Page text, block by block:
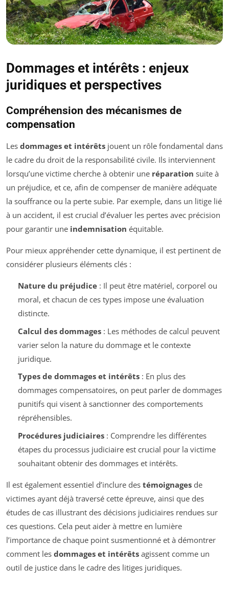
Dommages et intérêts : enjeux
juridiques et perspectives
Compréhension des mécanismes de
compensation
Les dommages et intérêts jouent un rôle fondamental dans
le cadre du droit de la responsabilité civile. Ils interviennent
lorsqu’une victime cherche à obtenir une réparation suite à
un préjudice, et ce, afin de compenser de manière adéquate
la souffrance ou la perte subie. Par exemple, dans un litige lié
à un accident, il est crucial d’évaluer les pertes avec précision
pour garantir une indemnisation équitable.
Pour mieux appréhender cette dynamique, il est pertinent de
considérer plusieurs éléments clés :
Nature du préjudice: Il peut être matériel, corporel ou
moral, et chacun de ces types impose une évaluation
distincte.
Calcul des dommages: Les méthodes de calcul peuvent
varier selon la nature du dommage et le contexte
juridique.
Types de dommages et intérêts: En plus des
dommages compensatoires, on peut parler de dommages
punitifs qui visent à sanctionner des comportements
répréhensibles.
Procédures judiciaires: Comprendre les différentes
étapes du processus judiciaire est crucial pour la victime
souhaitant obtenir des dommages et intérêts.
Il est également essentiel d’inclure des témoignages de
victimes ayant déjà traversé cette épreuve, ainsi que des
études de cas illustrant des décisions judiciaires rendues sur
ces questions. Cela peut aider à mettre en lumière
l’importance de chaque point susmentionné et à démontrer
comment les dommages et intérêts agissent comme un
outil de justice dans le cadre des litiges juridiques.